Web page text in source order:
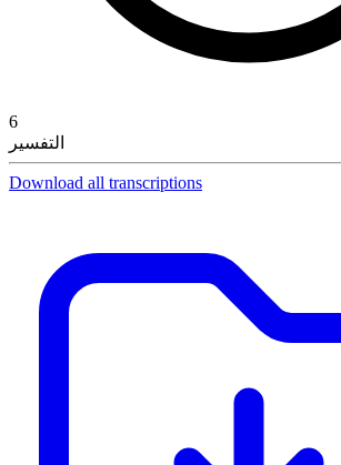
6
التفسير
Download all transcriptions